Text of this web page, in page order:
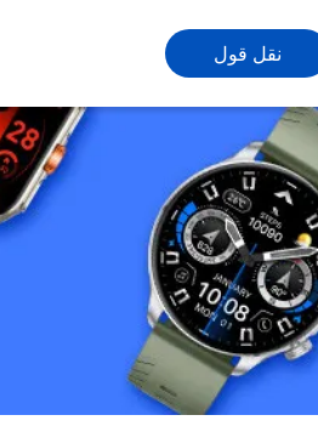
نقل قول